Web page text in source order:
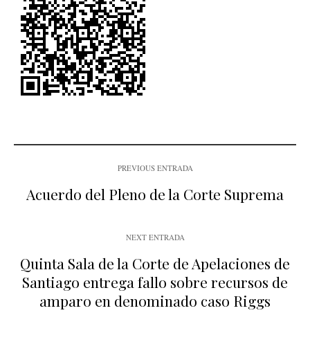
PREVIOUS ENTRADA
Acuerdo del Pleno de la Corte Suprema
NEXT ENTRADA
Quinta Sala de la Corte de Apelaciones de
Santiago entrega fallo sobre recursos de
amparo en denominado caso Riggs